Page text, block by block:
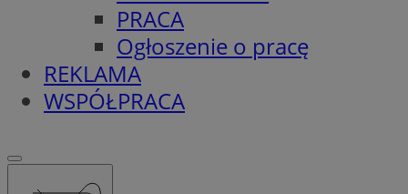
PRACA
Ogłoszenie o pracę
REKLAMA
WSPÓŁPRACA